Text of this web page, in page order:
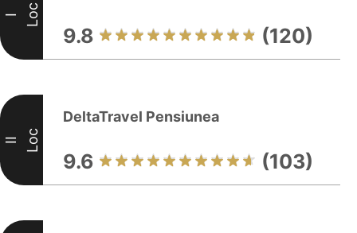
I Loc
9.8 (120)
II Loc
DeltaTravel Pensiunea
9.6 (103)